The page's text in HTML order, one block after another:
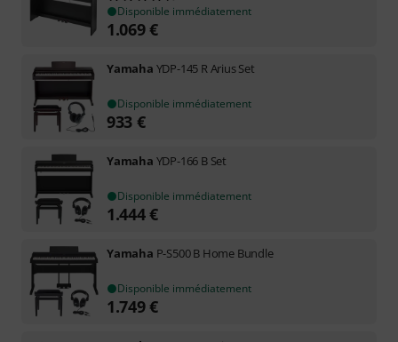
Disponible immédiatement
1.069€
Yamaha YDP-145 R Arius Set
Disponible immédiatement
933 €
Yamaha YDP-166 B Set
Disponible immédiatement
1.444€
Yamaha P-S500 B Home Bundle
Disponible immédiatement
1.749€